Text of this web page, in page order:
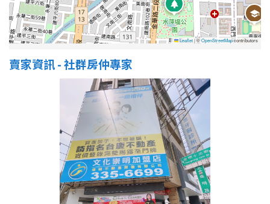
40 年以上
售價
Leaflet|©OpenStreetMapcontributors
賣家資訊 - 社群房仲專家